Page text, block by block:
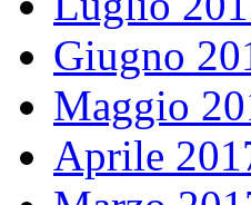
Giugno
Maggio
Aprile